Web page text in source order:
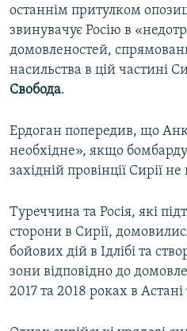
Усі сайти RFE/RL
останнім притулком
звинувачує Росію в
домовленостей,
насильства в цій частині
Свобода.
Ердоган попередив, що
необхідне», якщо
західній провінції Сирії
Туреччина та Росія, які
сторони в Сирії,
бойових дій в Ідлібі та
зони відповідно до
2017 та 2018 роках в Астані